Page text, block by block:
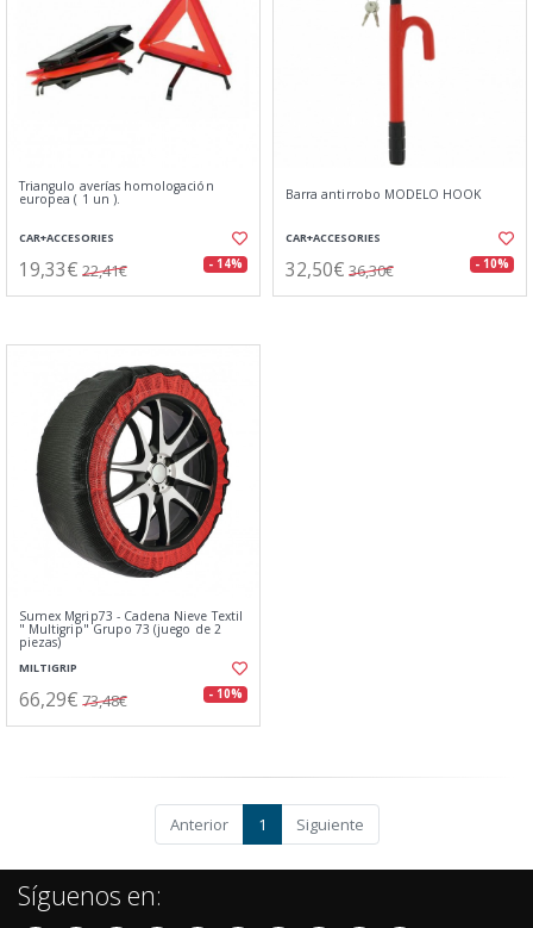
Triangulo averías homologación
europea ( 1 un ).
CAR+ACCESORIES
19,33€ 22,41€ - 14%
Barra antirrobo MODELO HOOK
CAR+ACCESORIES
32,50€ 36,30€ - 10%
Sumex Mgrip73 - Cadena Nieve Textil
" Multigrip" Grupo 73 (juego de 2
piezas)
MILTIGRIP
66,29€ 73,48€ - 10%
Anterior 1 Siguiente
Síguenos en: